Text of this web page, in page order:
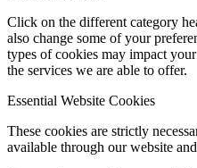
Click on the different category
also change some of your
types of cookies may impact
the services we are able to offer.
Essential Website Cookies
These cookies are strictly
available through our website